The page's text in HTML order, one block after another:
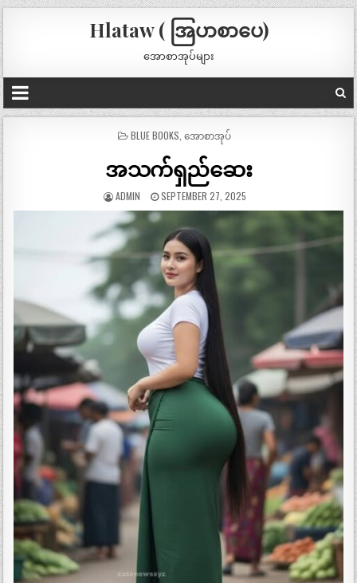
Hlataw ( အြပာစာပေ)
အောစာအုပ်များ
POSTED
BLUE BOOKS အောစာအုပ်
အသက်ရှည်ဆေး
ADMIN SEPTEMBER 27, 2025